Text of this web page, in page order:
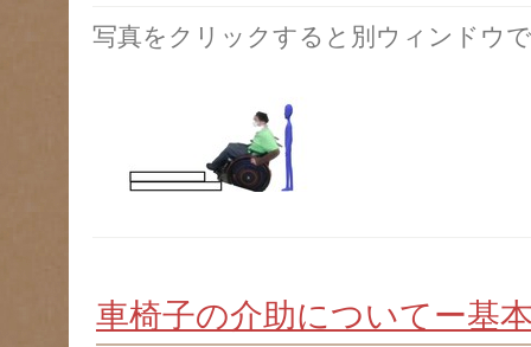
写真をクリックすると別ウィンドウ
車椅子の介助についてー基